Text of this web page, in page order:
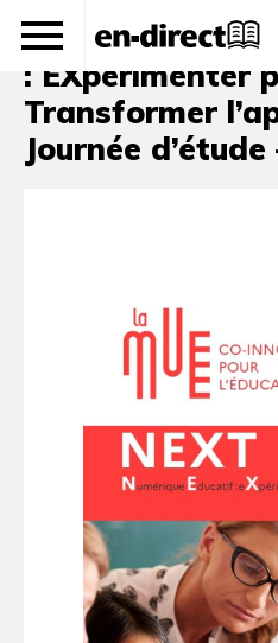
Journée du
: EXpérimenter
Transformer
Journée